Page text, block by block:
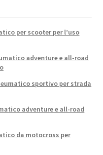
per scooter per l’uso
adventure e all-road
sportivo per strada
adventure e all-road
da motocross per